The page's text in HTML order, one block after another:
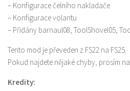
– Konfigurace čelního nakladače
– Konfigurace volantu
– Přidány barnaul08, ToolShovel05,
Tento mod je převeden z FS22 na FS25.
Pokud najdete nějaké chyby, prosím
Kredity: